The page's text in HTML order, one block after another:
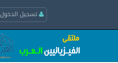
تسجيل الدخول